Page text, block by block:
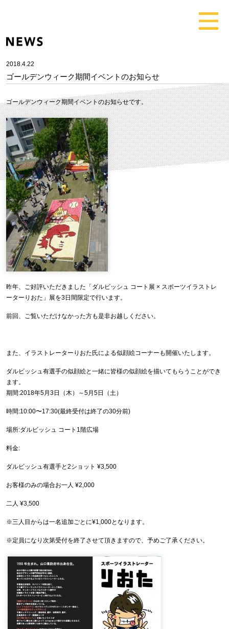
2018.4.22
ゴールデンウィーク期間イベントのお知らせ
ゴールデンウィーク期間イベントのお知らせです。
昨年、ご好評いただきました「ダルビッシュ コート展 × スポーツイラストレ
ーターりおた」展を3日間限定で行います。
前回、ご覧いただけなかった方も是非お越しください。
また、イラストレーターりおた氏による似顔絵コーナーも開催いたします。
ダルビッシュ有選手の似顔絵と一緒に皆様の似顔絵を描いてもらうことができ
ます。
期間:2018年5月3日（木）～5月5日（土）
時間:10:00〜17:30(最終受付は終了の30分前)
場所:ダルビッシュ コート1階広場
料金:
ダルビッシュ有選手と2ショット ¥3,500
お客様のみの場合お一人 ¥2,000
二人 ¥3,500
※三人目からは一名追加ごとに¥1,000となります。
※定員になり次第受付を終了させて頂きますので、予めご了承ください。